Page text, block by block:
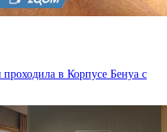
в Корпусе Бенуа с